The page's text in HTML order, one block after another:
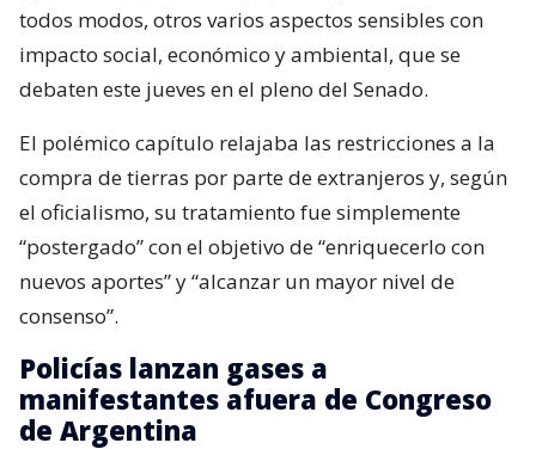
todos modos, otros varios aspectos sensibles con
impacto social, económico y ambiental, que se
debaten este jueves en el pleno del Senado.
El polémico capítulo relajaba las restricciones a la
compra de tierras por parte de extranjeros y, según
el oficialismo, su tratamiento fue simplemente
“postergado” con el objetivo de “enriquecerlo con
nuevos aportes” y “alcanzar un mayor nivel de
consenso”.
Policías lanzan gases a
manifestantes afuera de Congreso
de Argentina